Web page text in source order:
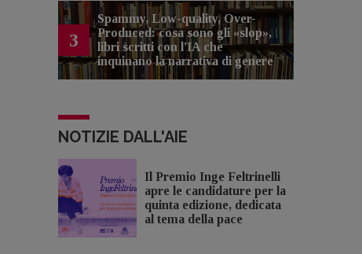
3
Spammy, Low-quality, Over-
Produced: cosa sono gli «slop»,
libri scritti con l'IA che
inquinano la narrativa di genere
NOTIZIE DALL'AIE
Il Premio Inge Feltrinelli
apre le candidature per la
quinta edizione, dedicata
al tema della pace